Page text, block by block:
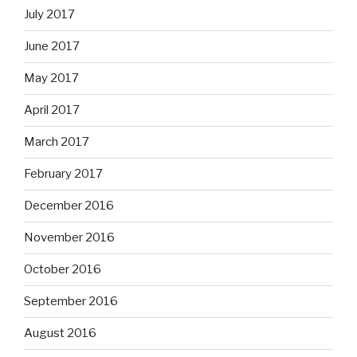
July 2017
June 2017
May 2017
April 2017
March 2017
February 2017
December 2016
November 2016
October 2016
September 2016
August 2016